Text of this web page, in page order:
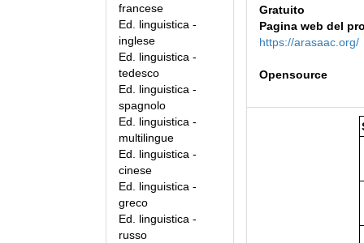
francese
Ed. linguistica -
inglese
Ed. linguistica -
tedesco
Ed. linguistica -
spagnolo
Ed. linguistica -
multilingue
Ed. linguistica -
cinese
Ed. linguistica -
greco
Ed. linguistica -
russo
Gratuito
Pagina web del
https://arasaac.org/
Opensource